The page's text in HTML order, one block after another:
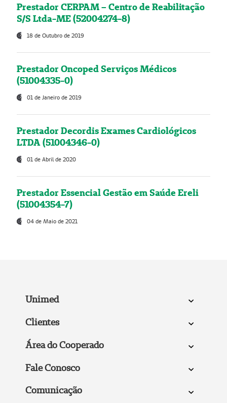
Prestador CERPAM – Centro de Reabilitação
S/S Ltda-ME (52004274-8)
18 de Outubro de 2019
Prestador Oncoped Serviços Médicos
(51004335-0)
01 de Janeiro de 2019
Prestador Decordis Exames Cardiológicos
LTDA (51004346-0)
01 de Abril de 2020
Prestador Essencial Gestão em Saúde Ereli
(51004354-7)
04 de Maio de 2021
Unimed
Clientes
Área do Cooperado
Fale Conosco
Comunicação